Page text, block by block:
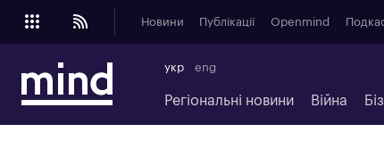
Новини Публікації Openmind
укр eng
Регіональні новини Війна